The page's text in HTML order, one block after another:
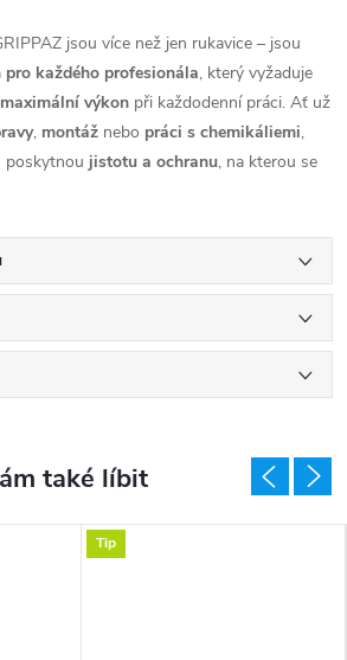
jsou více než jen rukavice – jsou
každého profesionála, který vyžaduje
výkon při každodenní práci. Ať už
, montáž nebo práci s chemikáliemi,
poskytnou jistotu a ochranu, na kterou se
Tip